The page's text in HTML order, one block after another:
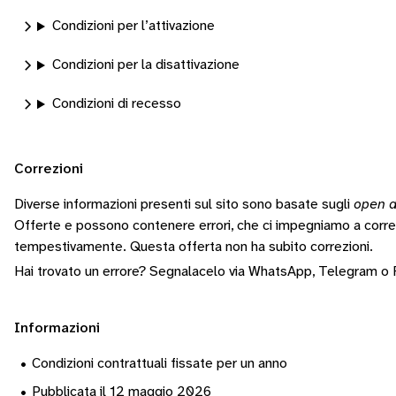
Condizioni per l’attivazione
Condizioni per la disattivazione
Condizioni di recesso
Correzioni
Diverse informazioni presenti sul sito sono basate sugli open
Offerte e possono contenere errori, che ci impegniamo a
tempestivamente. Questa offerta non ha subito correzioni.
Hai trovato un errore? Segnalacelo via WhatsApp, Telegram o
Informazioni
• Condizioni contrattuali fissate per un anno
• Pubblicata il 12 maggio 2026